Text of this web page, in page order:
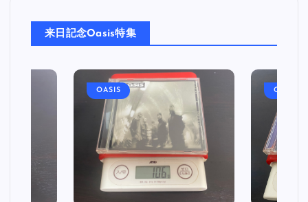
ョ
ン
来日記念Oasis特集
OASIS OASIS